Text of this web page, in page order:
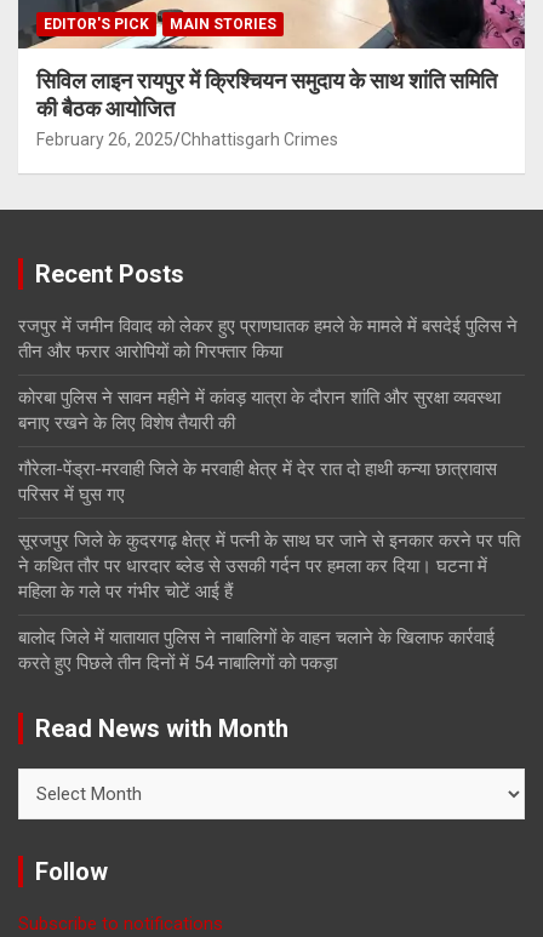
EDITOR'S PICK MAIN STORIES
सिविल लाइन रायपुर में क्रिश्चियन समुदाय के साथ शांति समिति
की बैठक आयोजित
February 26, 2025 Chhattisgarh Crimes
Recent Posts
रजपुर में जमीन विवाद को लेकर हुए प्राणघातक हमले के मामले में बसदेई पुलिस ने
तीन और फरार आरोपियों को गिरफ्तार किया
कोरबा पुलिस ने सावन महीने में कांवड़ यात्रा के दौरान शांति और सुरक्षा व्यवस्था
बनाए रखने के लिए विशेष तैयारी की
गौरेला-पेंड्रा-मरवाही जिले के मरवाही क्षेत्र में देर रात दो हाथी कन्या छात्रावास
परिसर में घुस गए
सूरजपुर जिले के कुदरगढ़ क्षेत्र में पत्नी के साथ घर जाने से इनकार करने पर पति
ने कथित तौर पर धारदार ब्लेड से उसकी गर्दन पर हमला कर दिया। घटना में
महिला के गले पर गंभीर चोटें आई हैं
बालोद जिले में यातायात पुलिस ने नाबालिगों के वाहन चलाने के खिलाफ कार्रवाई
करते हुए पिछले तीन दिनों में 54 नाबालिगों को पकड़ा
Read News with Month
News
Month
Follow
Subscribe to notifications